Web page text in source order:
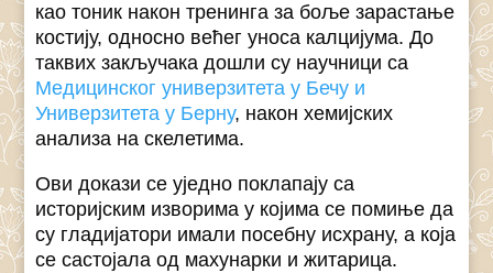
као тоник након тренинга за боље зарастање
костију, односно већег уноса калцијума. До
таквих закључака дошли су научници са
Медицинског универзитета у Бечу и
Универзитета у Берну, након хемијских
анализа на скелетима.
Ови докази се уједно поклапају са
историјским изворима у којима се помиње да
су гладијатори имали посебну исхрану, а која
се састојала од махунарки и житарица.